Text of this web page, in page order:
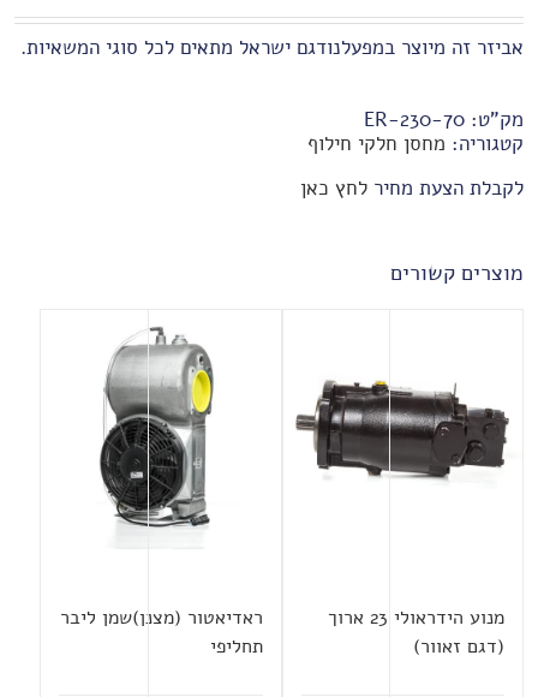
אביזר זה מיוצר במפעלנודגם ישראל מתאים לכל סוגי המשאיות.
מק"ט: 70-ER-230
קטגוריה: מחסן חלקי חילוף
לקבלת הצעת מחיר לחץ כאן
מוצרים קשורים
מנוע הידראולי 23 ארוך
(דגם זאוור)
ראדיאטור (מצנן)שמן ליבר
תחליפי